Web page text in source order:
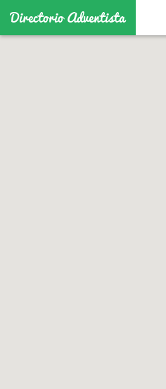
Directorio Adventista